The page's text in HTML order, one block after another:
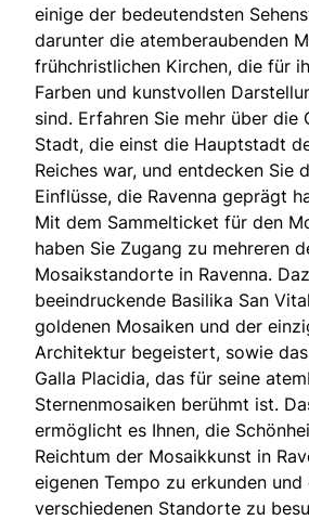
einige der bedeutendsten
darunter die atemberaubenden
frühchristlichen Kirchen, die für
Farben und kunstvollen
sind. Erfahren Sie mehr über die
Stadt, die einst die Hauptstadt
Reiches war, und entdecken Sie
Einflüsse, die Ravenna geprägt
Mit dem Sammelticket für den
haben Sie Zugang zu mehreren
Mosaikstandorte in Ravenna.
beeindruckende Basilika San
goldenen Mosaiken und der
Architektur begeistert, sowie
Galla Placidia, das für seine
Sternenmosaiken berühmt ist.
ermöglicht es Ihnen, die
Reichtum der Mosaikkunst in
eigenen Tempo zu erkunden und
verschiedenen Standorte zu